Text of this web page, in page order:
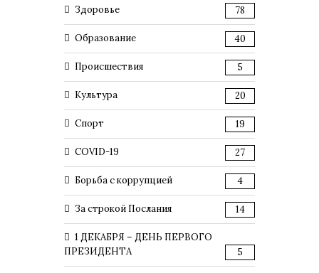
Здоровье 78
Образование 40
Происшествия 5
Культура 20
Спорт 19
COVID-19 27
Борьба с коррупцией 4
За строкой Послания 14
1 ДЕКАБРЯ – ДЕНЬ ПЕРВОГО
ПРЕЗИДЕНТА
5